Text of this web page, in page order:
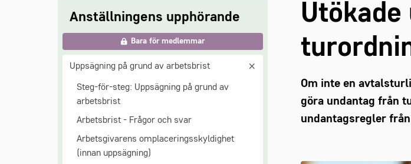
Anställningens upphörande
Bara för medlemmar
Uppsägning på grund av arbetsbrist
Steg-för-steg: Uppsägning på grund av
arbetsbrist
Arbetsbrist - Frågor och svar
Arbetsgivarens omplaceringsskyldighet
(innan uppsägning)
Om inte en
göra undantag från
undantagsregler